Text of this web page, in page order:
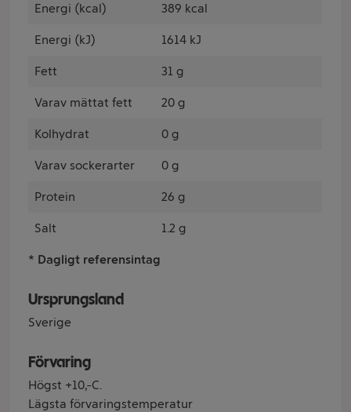
Energi (kcal) 389 kcal
Energi (kJ) 1614 kJ
Fett 31 g
Varav mättat fett 20 g
Kolhydrat 0 g
Varav sockerarter 0 g
Protein 26 g
Salt 1.2 g
* Dagligt referensintag
Ursprungsland
Sverige
Förvaring
Högst +10ºC.
Lägsta förvaringstemperatur